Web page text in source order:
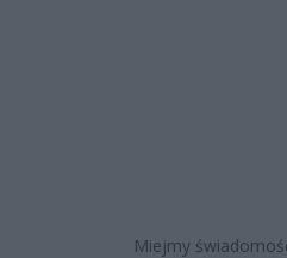
Miejmy